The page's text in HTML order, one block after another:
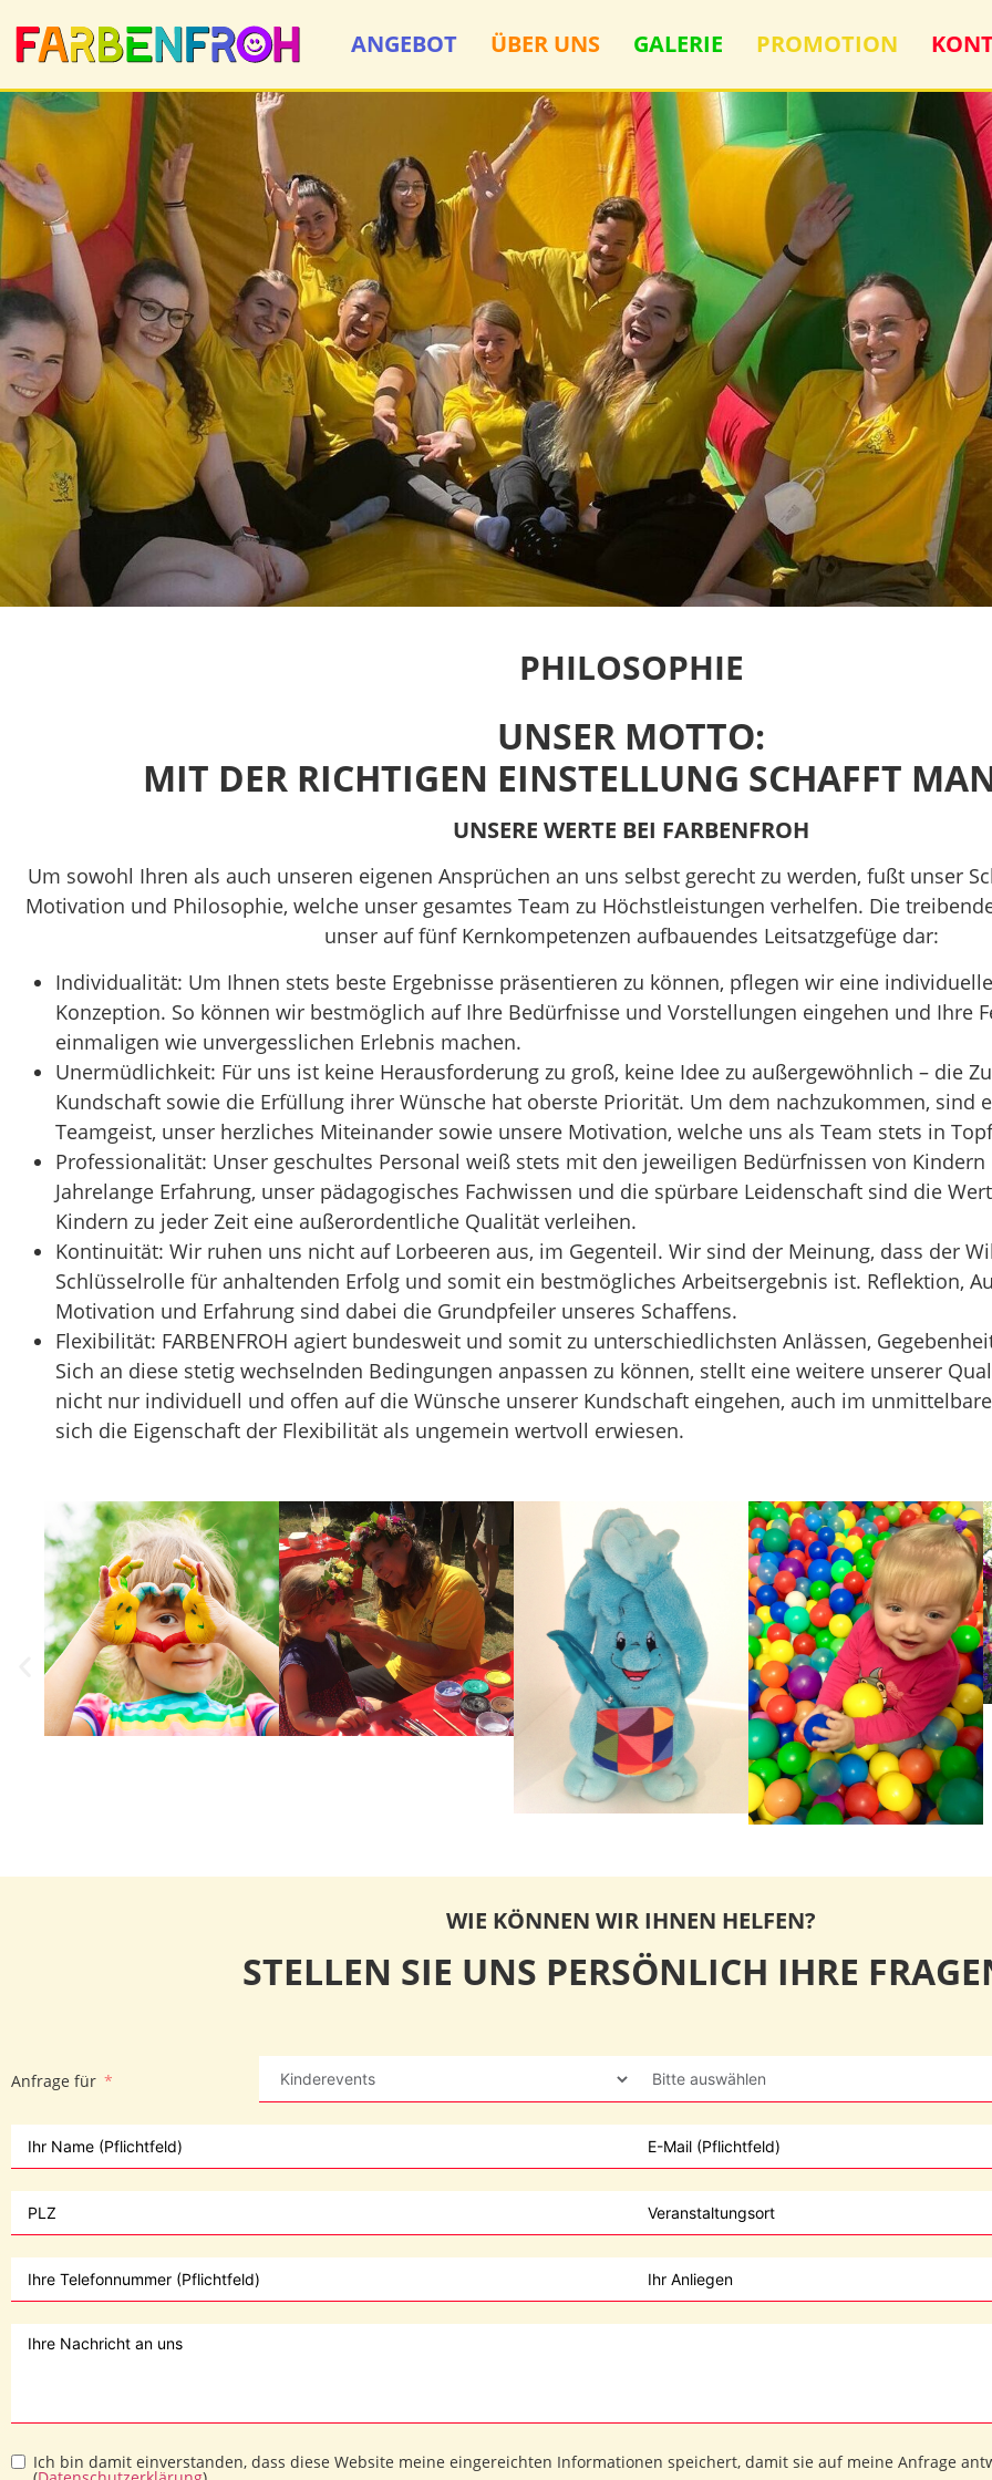
ANGEBOT ÜBER UNS GALERIE PROMOTION
PHILOSOPHIE
UNSER MOTTO:
MIT DER RICHTIGEN EINSTELLUNG SCHAFFT
UNSERE WERTE BEI FARBENFROH
Um sowohl Ihren als auch unseren eigenen Ansprüchen an uns selbst gerecht zu werden, fußt unser
Motivation und Philosophie, welche unser gesamtes Team zu Höchstleistungen verhelfen. Die
unser auf fünf Kernkompetenzen aufbauendes Leitsatzgefüge dar:
Individualität: Um Ihnen stets beste Ergebnisse präsentieren zu können, pflegen wir eine
Konzeption. So können wir bestmöglich auf Ihre Bedürfnisse und Vorstellungen eingehen und Ihre
einmaligen wie unvergesslichen Erlebnis machen.
Unermüdlichkeit: Für uns ist keine Herausforderung zu groß, keine Idee zu außergewöhnlich – die
Kundschaft sowie die Erfüllung ihrer Wünsche hat oberste Priorität. Um dem nachzukommen, sind
Teamgeist, unser herzliches Miteinander sowie unsere Motivation, welche uns als Team stets in
Professionalität: Unser geschultes Personal weiß stets mit den jeweiligen Bedürfnissen von
Jahrelange Erfahrung, unser pädagogisches Fachwissen und die spürbare Leidenschaft sind die
Kindern zu jeder Zeit eine außerordentliche Qualität verleihen.
Kontinuität: Wir ruhen uns nicht auf Lorbeeren aus, im Gegenteil. Wir sind der Meinung, dass der
Schlüsselrolle für anhaltenden Erfolg und somit ein bestmögliches Arbeitsergebnis ist. Reflektion,
Motivation und Erfahrung sind dabei die Grundpfeiler unseres Schaffens.
Flexibilität: FARBENFROH agiert bundesweit und somit zu unterschiedlichsten Anlässen,
Sich an diese stetig wechselnden Bedingungen anpassen zu können, stellt eine weitere unserer
nicht nur individuell und offen auf die Wünsche unserer Kundschaft eingehen, auch im
sich die Eigenschaft der Flexibilität als ungemein wertvoll erwiesen.
WIE KÖNNEN WIR IHNEN HELFEN?
STELLEN SIE UNS PERSÖNLICH IHRE
Anfrage für
Ich bin damit einverstanden, dass diese Website meine eingereichten Informationen speichert, damit sie auf meine Anfrage